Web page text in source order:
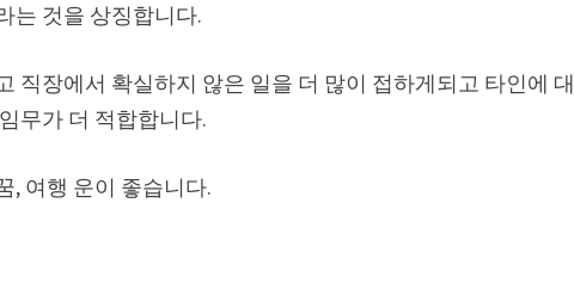
는 것을 상징합니다.
직장에서 확실하지 않은 일을 더 많이 접하게되고 타인에 대
무가 더 적합합니다.
, 여행 운이 좋습니다.